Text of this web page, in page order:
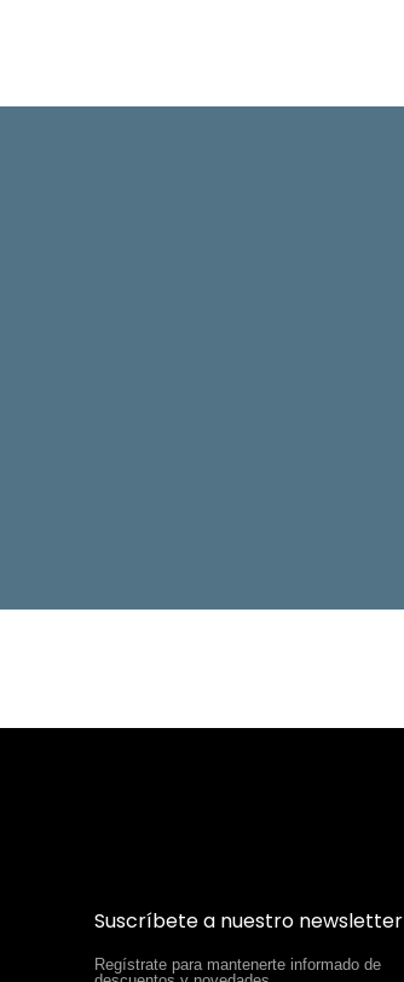
Suscríbete a nuestro newsletter
Regístrate para mantenerte informado de